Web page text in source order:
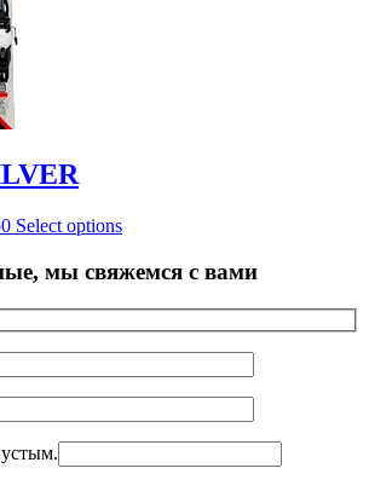
Select options
мы свяжемся с вами